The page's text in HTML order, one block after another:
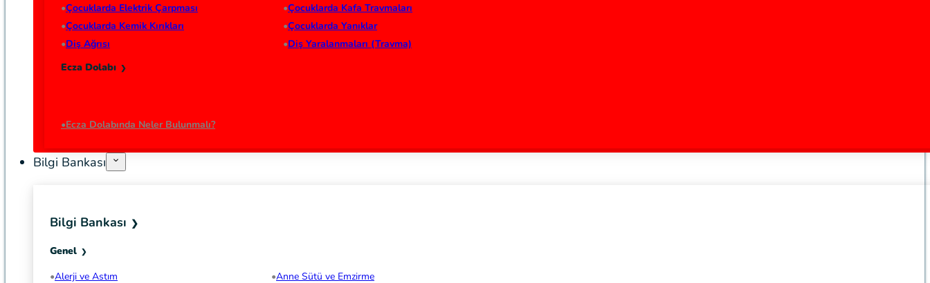
Çocuklarda Elektrik Çarpması
Çocuklarda Kafa Travmaları
Çocuklarda Kemik Kırıkları
Çocuklarda Yanıklar
Diş Ağrısı
Diş Yaralanmaları (Travma)
Ecza Dolabı
Ecza Dolabında Neler Bulunmalı?
Bilgi Bankası
Bilgi Bankası
Genel
Alerji ve Astım
Anne Sütü ve Emzirme